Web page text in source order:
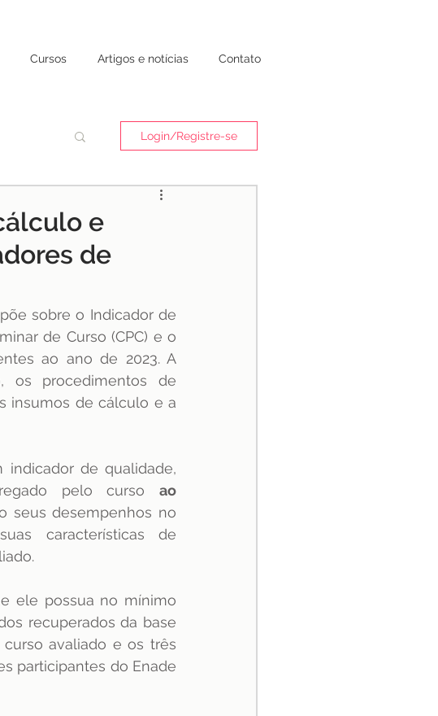
Cursos Artigos e notícias Contato
Login/Registre-se
e
de
sobre o Indicador de
de Curso (CPC) e o
ao ano de 2023. A
os procedimentos de
insumos de cálculo e a
indicador de qualidade,
pelo curso ao
seus desempenhos no
características de
ele possua no mínimo
recuperados da base
avaliado e os três
participantes do Enade